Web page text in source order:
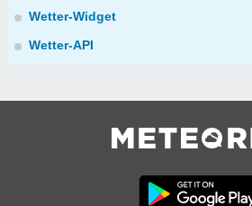
Wetter-Widget
Wetter-API